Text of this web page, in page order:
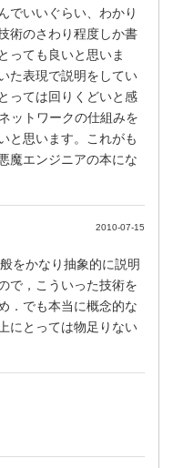
でいいぐらい、わかり
術のさわり程度しか書
っても良いと思いま
た表現で説明をしてい
っては回りくどいと感
ットワークの仕組みを
と思います。これがも
魔エンジニアの本にな
2010-07-15
をかなり抽象的に説明
で，こういった技術を
．でも本当に概念的な
にとっては物足りない